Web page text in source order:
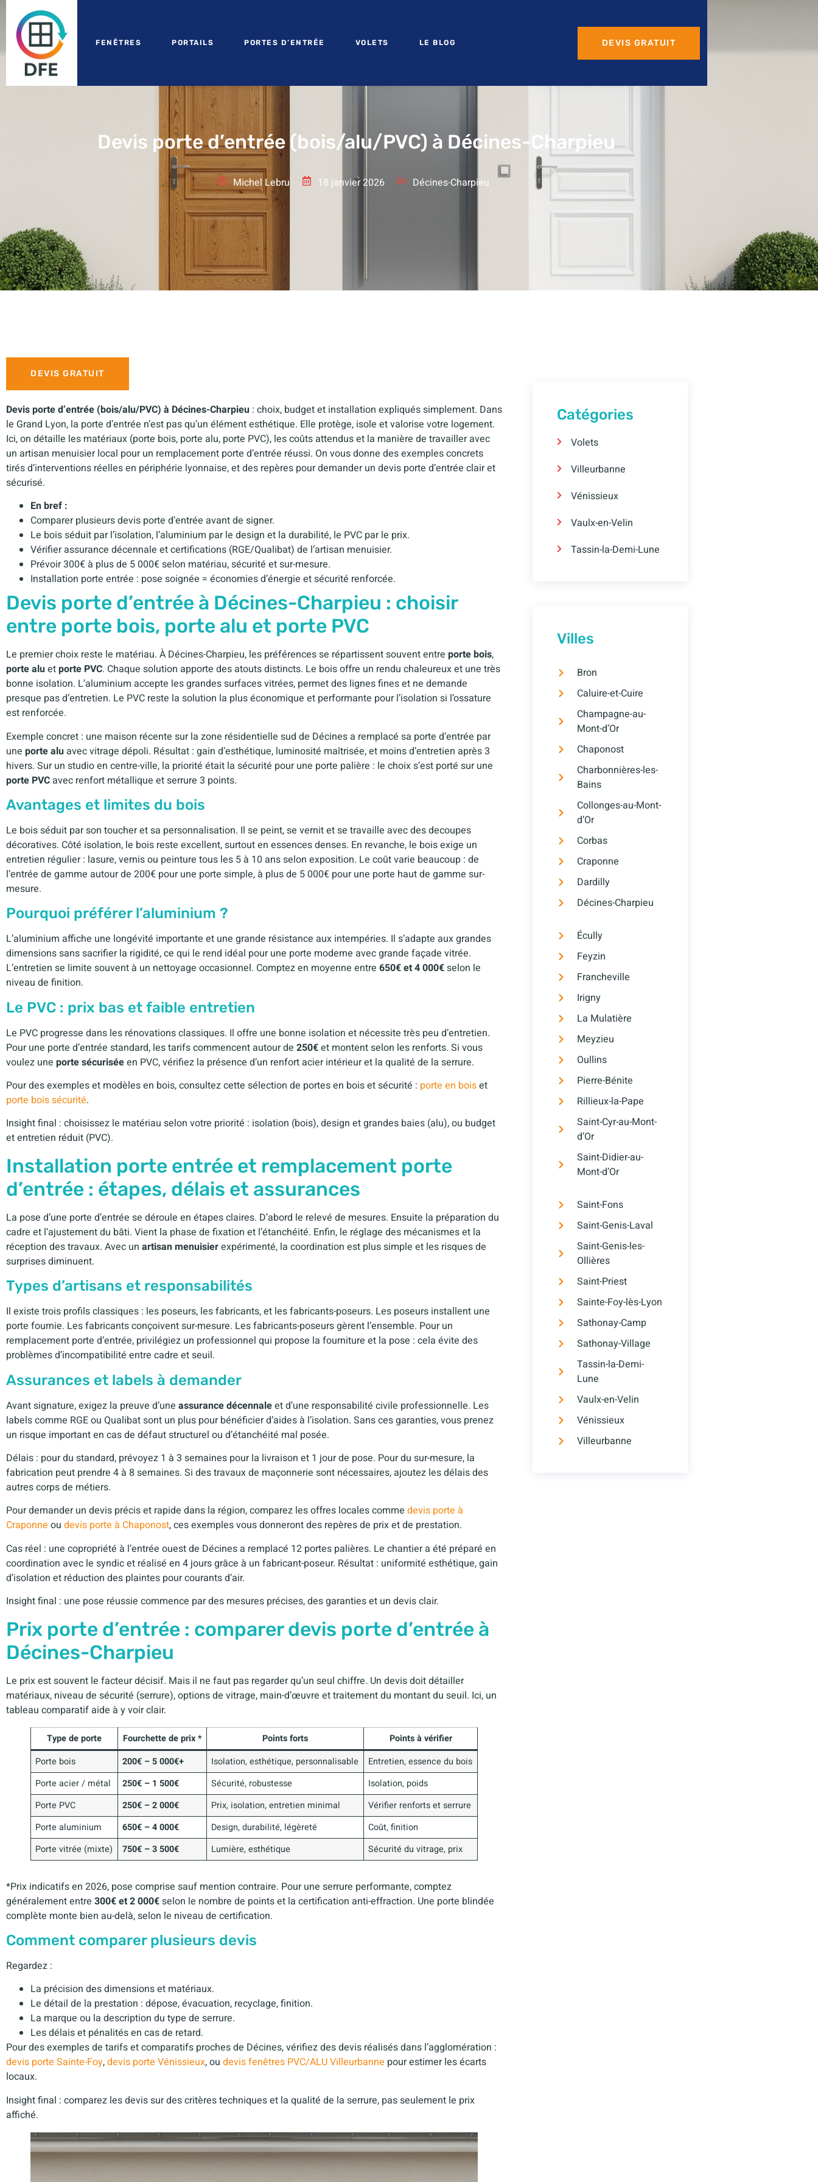
FENÊTRES PORTAILS PORTES D’ENTRÉE VOLETS LE BLOG DEVIS GRATUIT
Devis porte d’entrée (bois/alu/PVC) à Décines-Charpieu
Michel Lebru 18 janvier 2026 Décines-Charpieu
DEVIS GRATUIT
Devis porte d’entrée (bois/alu/PVC) à Décines-Charpieu : choix, budget et installation expliqués simplement. Dans
le Grand Lyon, la porte d’entrée n’est pas qu’un élément esthétique. Elle protège, isole et valorise votre logement.
Ici, on détaille les matériaux (porte bois, porte alu, porte PVC), les coûts attendus et la manière de travailler avec
un artisan menuisier local pour un remplacement porte d’entrée réussi. On vous donne des exemples concrets
tirés d’interventions réelles en périphérie lyonnaise, et des repères pour demander un devis porte d’entrée clair et
sécurisé.
En bref :
Comparer plusieurs devis porte d’entrée avant de signer.
Le bois séduit par l’isolation, l’aluminium par le design et la durabilité, le PVC par le prix.
Vérifier assurance décennale et certifications (RGE/Qualibat) de l’artisan menuisier.
Prévoir 300€ à plus de 5 000€ selon matériau, sécurité et sur-mesure.
Installation porte entrée : pose soignée = économies d’énergie et sécurité renforcée.
Devis porte d’entrée à Décines-Charpieu : choisir
entre porte bois, porte alu et porte PVC
Le premier choix reste le matériau. À Décines-Charpieu, les préférences se répartissent souvent entre porte bois,
porte aluetporte PVC. Chaque solution apporte des atouts distincts. Le bois offre un rendu chaleureux et une très
bonne isolation. L’aluminium accepte les grandes surfaces vitrées, permet des lignes fines et ne demande
presque pas d’entretien. Le PVC reste la solution la plus économique et performante pour l’isolation si l’ossature
est renforcée.
Exemple concret : une maison récente sur la zone résidentielle sud de Décines a remplacé sa porte d’entrée par
une porte aluavec vitrage dépoli. Résultat : gain d’esthétique, luminosité maîtrisée, et moins d’entretien après 3
hivers. Sur un studio en centre-ville, la priorité était la sécurité pour une porte palière : le choix s’est porté sur une
porte PVCavec renfort métallique et serrure 3 points.
Avantages et limites du bois
Le bois séduit par son toucher et sa personnalisation. Il se peint, se vernit et se travaille avec des decoupes
décoratives. Côté isolation, le bois reste excellent, surtout en essences denses. En revanche, le bois exige un
entretien régulier : lasure, vernis ou peinture tous les 5 à 10 ans selon exposition. Le coût varie beaucoup : de
l’entrée de gamme autour de 200€ pour une porte simple, à plus de 5 000€ pour une porte haut de gamme sur-
mesure.
Pourquoi préférer l’aluminium ?
L’aluminium affiche une longévité importante et une grande résistance aux intempéries. Il s’adapte aux grandes
dimensions sans sacrifier la rigidité, ce qui le rend idéal pour une porte moderne avec grande façade vitrée.
L’entretien se limite souvent à un nettoyage occasionnel. Comptez en moyenne entre 650€ et 4 000€selon le
niveau de finition.
Le PVC : prix bas et faible entretien
Le PVC progresse dans les rénovations classiques. Il offre une bonne isolation et nécessite très peu d’entretien.
Pour une porte d’entrée standard, les tarifs commencent autour de 250€et montent selon les renforts. Si vous
voulez une porte sécuriséeen PVC, vérifiez la présence d’un renfort acier intérieur et la qualité de la serrure.
Pour des exemples et modèles en bois, consultez cette sélection de portes en bois et sécurité : porte en boiset
porte bois sécurité.
Insight final : choisissez le matériau selon votre priorité : isolation (bois), design et grandes baies (alu), ou budget
et entretien réduit (PVC).
Installation porte entrée et remplacement porte
d’entrée : étapes, délais et assurances
La pose d’une porte d’entrée se déroule en étapes claires. D’abord le relevé de mesures. Ensuite la préparation du
cadre et l’ajustement du bâti. Vient la phase de fixation et l’étanchéité. Enfin, le réglage des mécanismes et la
réception des travaux. Avec un artisan menuisierexpérimenté, la coordination est plus simple et les risques de
surprises diminuent.
Types d’artisans et responsabilités
Il existe trois profils classiques : les poseurs, les fabricants, et les fabricants-poseurs. Les poseurs installent une
porte fournie. Les fabricants conçoivent sur-mesure. Les fabricants-poseurs gèrent l’ensemble. Pour un
remplacement porte d’entrée, privilégiez un professionnel qui propose la fourniture et la pose : cela évite des
problèmes d’incompatibilité entre cadre et seuil.
Assurances et labels à demander
Avant signature, exigez la preuve d’une assurance décennaleet d’une responsabilité civile professionnelle. Les
labels comme RGE ou Qualibat sont un plus pour bénéficier d’aides à l’isolation. Sans ces garanties, vous prenez
un risque important en cas de défaut structurel ou d’étanchéité mal posée.
Délais : pour du standard, prévoyez 1 à 3 semaines pour la livraison et 1 jour de pose. Pour du sur-mesure, la
fabrication peut prendre 4 à 8 semaines. Si des travaux de maçonnerie sont nécessaires, ajoutez les délais des
autres corps de métiers.
Pour demander un devis précis et rapide dans la région, comparez les offres locales comme devis porte à
Craponne ou devis porte à Chaponost, ces exemples vous donneront des repères de prix et de prestation.
Cas réel : une copropriété à l’entrée ouest de Décines a remplacé 12 portes palières. Le chantier a été préparé en
coordination avec le syndic et réalisé en 4 jours grâce à un fabricant-poseur. Résultat : uniformité esthétique, gain
d’isolation et réduction des plaintes pour courants d’air.
Insight final : une pose réussie commence par des mesures précises, des garanties et un devis clair.
Prix porte d’entrée : comparer devis porte d’entrée à
Décines-Charpieu
Le prix est souvent le facteur décisif. Mais il ne faut pas regarder qu’un seul chiffre. Un devis doit détailler
matériaux, niveau de sécurité (serrure), options de vitrage, main-d’œuvre et traitement du montant du seuil. Ici, un
tableau comparatif aide à y voir clair.
Type de porte Fourchette de prix * Points forts
Points à vérifier
Porte bois
200€ – 5 000€+ Isolation, esthétique, personnalisable
Entretien, essence du bois
Porte acier / métal
250€ – 1 500€ Sécurité, robustesse
Isolation, poids
Porte PVC
250€ – 2 000€ Prix, isolation, entretien minimal
Vérifier renforts et serrure
Porte aluminium
650€ – 4 000€ Design, durabilité, légèreté
Coût, finition
Porte vitrée (mixte)
750€ – 3 500€ Lumière, esthétique Sécurité du vitrage, prix
*Prix indicatifs en 2026, pose comprise sauf mention contraire. Pour une serrure performante, comptez
généralement entre 300€ et 2 000€selon le nombre de points et la certification anti-effraction. Une porte blindée
complète monte bien au-delà, selon le niveau de certification.
Comment comparer plusieurs devis
Regardez :
La précision des dimensions et matériaux.
Le détail de la prestation : dépose, évacuation, recyclage, finition.
La marque ou la description du type de serrure.
Les délais et pénalités en cas de retard.
Pour des exemples de tarifs et comparatifs proches de Décines, vérifiez des devis réalisés dans l’agglomération :
devis porte Sainte-Foy,devis porte Vénissieux, ou devis fenêtres PVC/ALU Villeurbanne pour estimer les écarts
locaux.
Insight final : comparez les devis sur des critères techniques et la qualité de la serrure, pas seulement le prix
affiché.
Catégories
Volets
Villeurbanne
Vénissieux
Vaulx-en-Velin
Tassin-la-Demi-Lune
Villes
Bron
Caluire-et-Cuire
Champagne-au-
Mont-d’Or
Chaponost
Charbonnières-les-
Bains
Collonges-au-Mont-
d’Or
Corbas
Craponne
Dardilly
Décines-Charpieu
Écully
Feyzin
Francheville
Irigny
La Mulatière
Meyzieu
Oullins
Pierre-Bénite
Rillieux-la-Pape
Saint-Cyr-au-Mont-
d’Or
Saint-Didier-au-
Mont-d’Or
Saint-Fons
Saint-Genis-Laval
Saint-Genis-les-
Ollières
Saint-Priest
Sainte-Foy-lès-Lyon
Sathonay-Camp
Sathonay-Village
Tassin-la-Demi-
Lune
Vaulx-en-Velin
Vénissieux
Villeurbanne